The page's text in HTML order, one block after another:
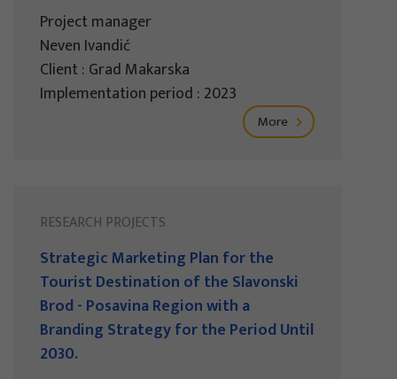
Project manager
Neven Ivandić
Client : Grad Makarska
Implementation period : 2023
More
RESEARCH PROJECTS
Strategic Marketing Plan for the
Tourist Destination of the Slavonski
Brod - Posavina Region with a
Branding Strategy for the Period Until
2030.